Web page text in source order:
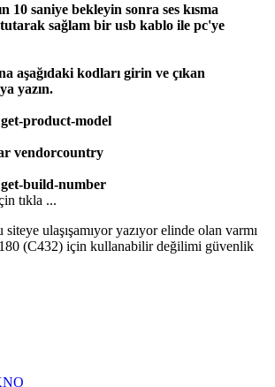
10 saniye bekleyin sonra ses kısma
tutarak sağlam bir usb kablo ile pc'ye
aşağıdaki kodları girin ve çıkan
yazın.
product-model
vendorcountry
build-number
tıkla ...
siteye ulaşışamıyor yazıyor elinde olan varmı
(C432) için kullanabilir değilimi güvenlik